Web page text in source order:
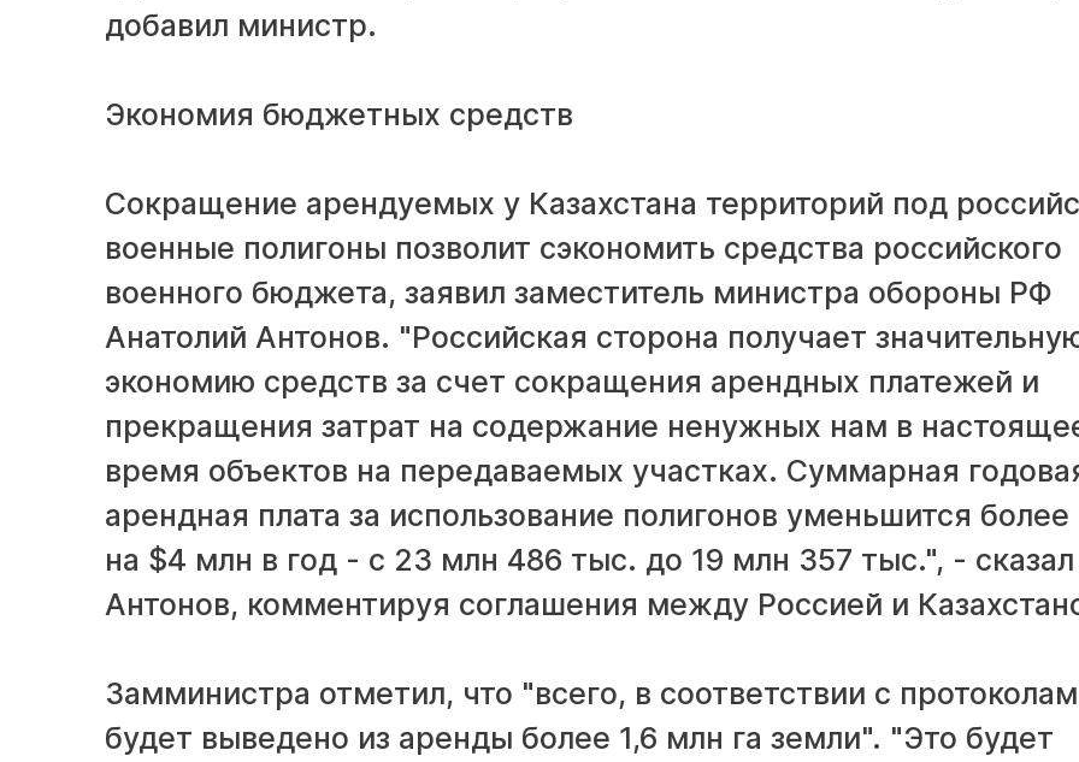
добавил министр.
Экономия бюджетных средств
Сокращение арендуемых у Казахстана территорий под
военные полигоны позволит сэкономить средства российского
военного бюджета, заявил заместитель министра обороны РФ
Анатолий Антонов. "Российская сторона получает
экономию средств за счет сокращения арендных платежей и
прекращения затрат на содержание ненужных нам в
время объектов на передаваемых участках. Суммарная
арендная плата за использование полигонов уменьшится
на $4 млн в год - с 23 млн 486 тыс. до 19 млн 357 тыс.", - сказал
Антонов, комментируя соглашения между Россией и
Замминистра отметил, что "всего, в соответствии с
будет выведено из аренды более 1,6 млн га земли". "Это будет